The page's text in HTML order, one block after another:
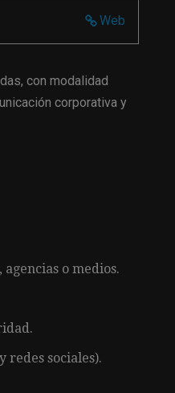
Web
con modalidad
corporativa y
o medios.
redes sociales).